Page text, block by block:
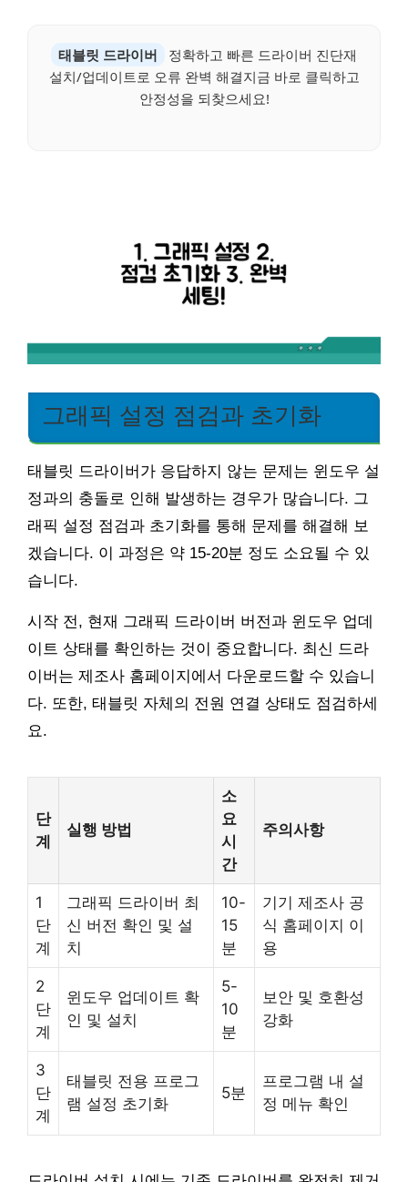
태블릿 드라이버
정확하고 빠른 드라이버 진단재
설치/업데이트로 오류 완벽 해결지금 바로 클릭하고
안정성을 되찾으세요!
그래픽 설정 점검과 초기화
태블릿 드라이버가 응답하지 않는 문제는 윈도우 설
정과의 충돌로 인해 발생하는 경우가 많습니다. 그
래픽 설정 점검과 초기화를 통해 문제를 해결해 보
겠습니다. 이 과정은 약 15-20분 정도 소요될 수 있
습니다.
시작 전, 현재 그래픽 드라이버 버전과 윈도우 업데
이트 상태를 확인하는 것이 중요합니다. 최신 드라
이버는 제조사 홈페이지에서 다운로드할 수 있습니
다. 또한, 태블릿 자체의 전원 연결 상태도 점검하세
요.
단
계
실행 방법
소
요
시
간
주의사항
1
단
계
그래픽 드라이버 최
신 버전 확인 및 설
치
10-
15
분
기기 제조사 공
식 홈페이지 이
용
2
단
계
윈도우 업데이트 확
인 및 설치
5-
10
분
보안 및 호환성
강화
3
단
계
태블릿 전용 프로그
램 설정 초기화
5분
프로그램 내 설
정 메뉴 확인